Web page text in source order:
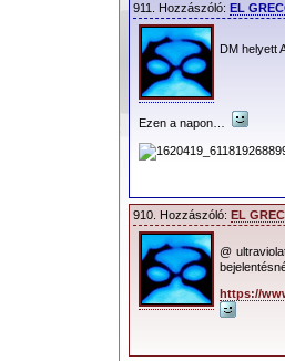
911. Hozzászóló: EL
DM helyett
Ezen a napon…
910. Hozzászóló: EL
@
https://